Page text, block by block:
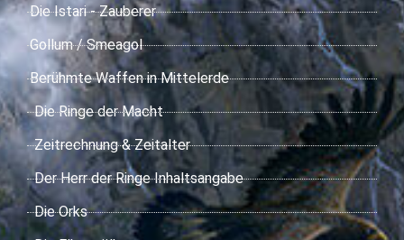
Die Istari - Zauberer
Gollum / Smeagol
Berühmte Waffen in Mittelerde
Die Ringe der Macht
Zeitrechnung & Zeitalter
Der Herr der Ringe Inhaltsangabe
Die Orks